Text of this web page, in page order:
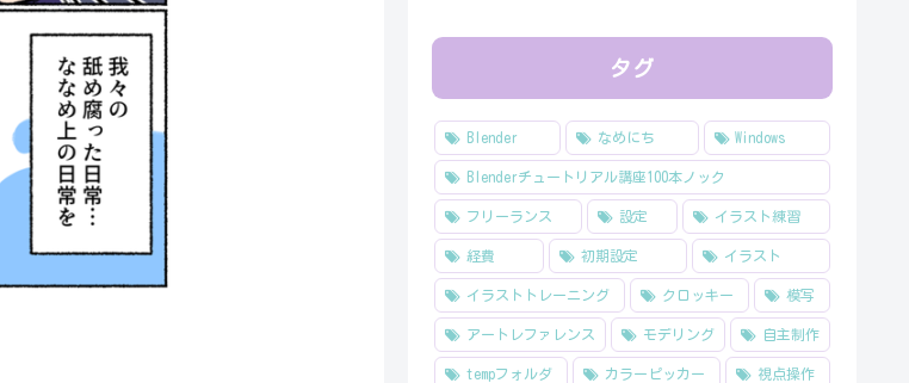
タグ
Blender なめにち Windows
Blenderチュートリアル講座100本ノック
フリーランス 設定 イラスト練習
経費 初期設定 イラスト
イラストトレーニング クロッキー 模写
アートレファレンス モデリング 自主制作
tempフォルダ カラーピッカー 視点操作